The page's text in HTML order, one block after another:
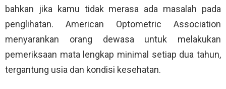
bahkan jika kamu tidak merasa ada masalah pada
penglihatan. American Optometric Association
menyarankan orang dewasa untuk melakukan
pemeriksaan mata lengkap minimal setiap dua tahun,
tergantung usia dan kondisi kesehatan.